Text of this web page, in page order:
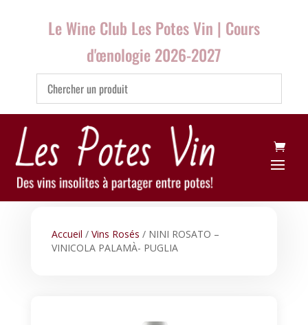
Le Wine Club Les Potes Vin | Cours
d'œnologie 2026-2027
Accueil / Vins Rosés / NINI ROSATO –
VINICOLA PALAMÀ- PUGLIA